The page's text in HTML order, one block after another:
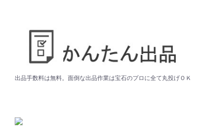
出品手数料は無料。面倒な出品作業は宝石のプロに全て丸投げＯＫ